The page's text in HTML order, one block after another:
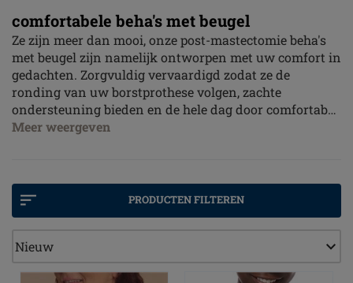
comfortabele beha's met beugel
Ze zijn meer dan mooi, onze post-mastectomie beha's
met beugel zijn namelijk ontworpen met uw comfort in
gedachten. Zorgvuldig vervaardigd zodat ze de
ronding van uw borstprothese volgen, zachte
ondersteuning bieden en de hele dag door comfortabel
aanvoelen.
Meer weergeven
PRODUCTEN FILTEREN